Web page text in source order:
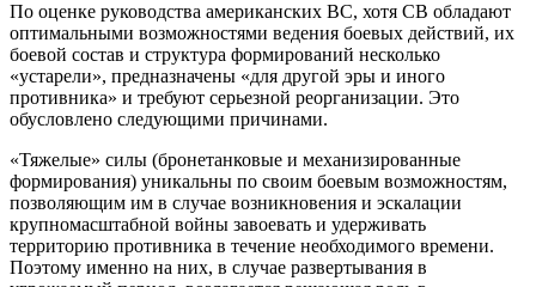
По оценке руководства американских ВС, хотя СВ обладают
оптимальными возможностями ведения боевых действий, их
боевой состав и структура формирований несколько
«устарели», предназначены «для другой эры и иного
противника» и требуют серьезной реорганизации. Это
обусловлено следующими причинами.
«Тяжелые» силы (бронетанковые и механизированные
формирования) уникальны по своим боевым возможностям,
позволяющим им в случае возникновения и эскалации
крупномасштабной войны завоевать и удерживать
территорию противника в течение необходимого времени.
Поэтому именно на них, в случае развертывания в